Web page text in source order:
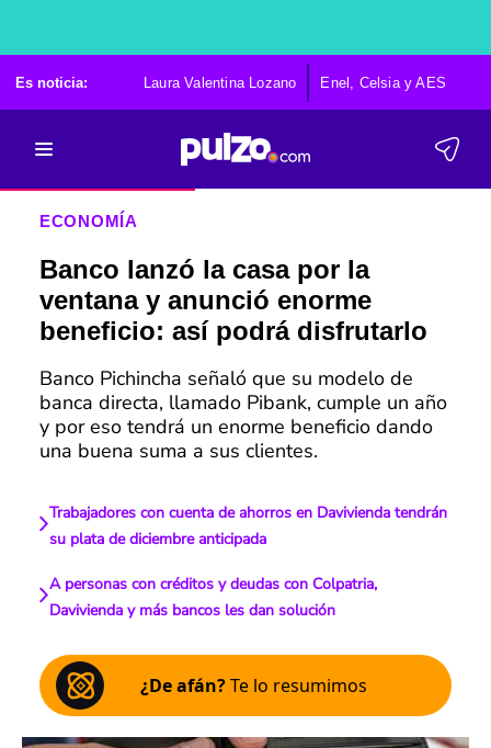
Es noticia: Laura Valentina Lozano Enel, Celsia y AES
ECONOMÍA
Banco lanzó la casa por la
ventana y anunció enorme
beneficio: así podrá disfrutarlo
Banco Pichincha señaló que su modelo de
banca directa, llamado Pibank, cumple un año
y por eso tendrá un enorme beneficio dando
una buena suma a sus clientes.
Trabajadores con cuenta de ahorros en Davivienda tendrán
su plata de diciembre anticipada
A personas con créditos y deudas con Colpatria,
Davivienda y más bancos les dan solución
¿De afán?Te lo resumimos